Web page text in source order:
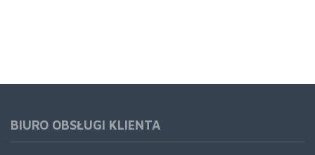
BIURO OBSŁUGI KLIENTA